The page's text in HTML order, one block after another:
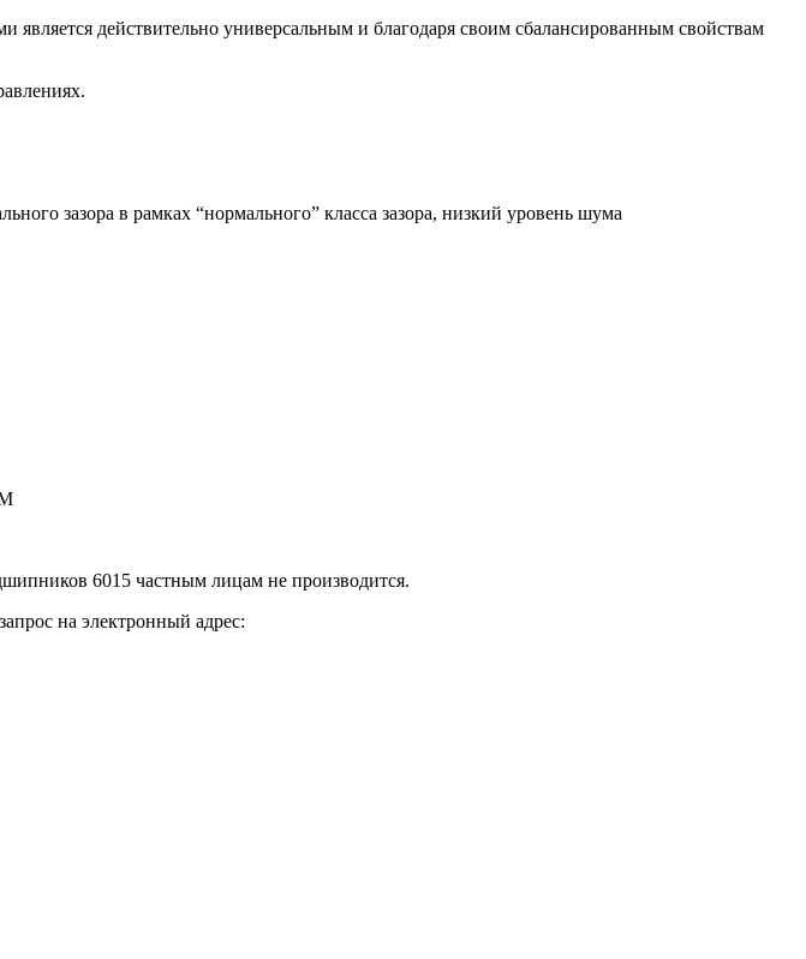
действительно универсальным и благодаря своим сбалансированным свойствам
зазора в рамках “нормального” класса зазора, низкий уровень шума
6015 частным лицам не производится.
на электронный адрес: